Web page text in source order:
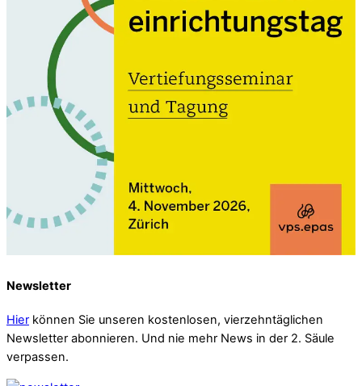
Newsletter
Hier können Sie unseren kostenlosen, vierzehntäglichen
Newsletter abonnieren. Und nie mehr News in der 2. Säule
verpassen.